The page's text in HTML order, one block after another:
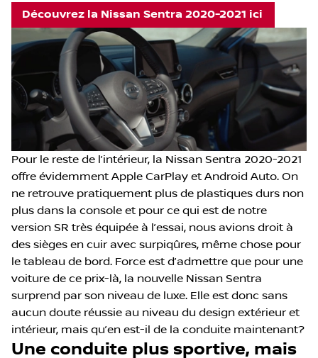
Découvrez la Nissan Sentra 2020-2021 ici
Pour le reste de l’intérieur, la Nissan Sentra 2020-2021
offre évidemment Apple CarPlay et Android Auto. On
ne retrouve pratiquement plus de plastiques durs non
plus dans la console et pour ce qui est de notre
version SR très équipée à l’essai, nous avions droit à
des sièges en cuir avec surpiqûres, même chose pour
le tableau de bord. Force est d’admettre que pour une
voiture de ce prix-là, la nouvelle Nissan Sentra
surprend par son niveau de luxe. Elle est donc sans
aucun doute réussie au niveau du design extérieur et
intérieur, mais qu’en est-il de la conduite maintenant?
Une conduite plus sportive, mais